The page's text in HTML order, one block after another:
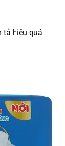
tả hiệu quả